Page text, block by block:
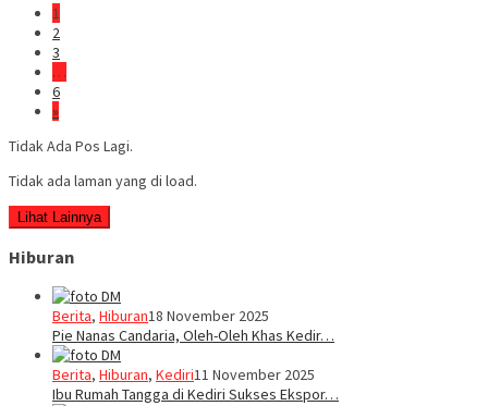
1
2
3
…
6
»
Tidak Ada Pos Lagi.
Tidak ada laman yang di load.
Lihat Lainnya
Hiburan
Berita, Hiburan18 November 2025
Pie Nanas Candaria, Oleh-Oleh Khas Kedir…
Berita, Hiburan, Kediri11 November 2025
Ibu Rumah Tangga di Kediri Sukses Ekspor…